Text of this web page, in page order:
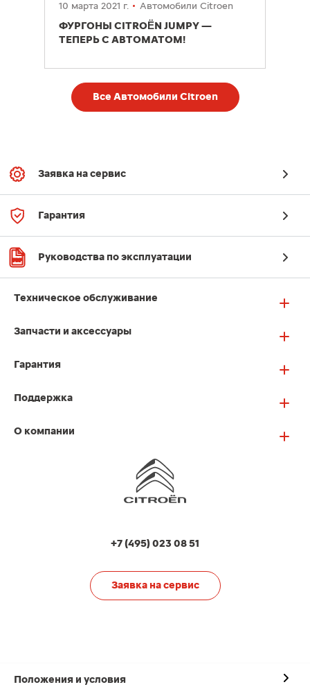
10 марта 2021 г. Автомобили Citroen
ФУРГОНЫ CITROËN JUMPY —
ТЕПЕРЬ С АВТОМАТОМ!
Все Автомобили Citroen
Заявка на сервис
Гарантия
Руководства по эксплуатации
Техническое обслуживание
Запчасти и аксессуары
Гарантия
Поддержка
О компании
+7 (495) 023 08 51
Заявка на сервис
Положения и условия